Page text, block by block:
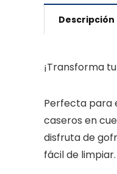
Descripción
¡Transforma
Perfecta para
caseros en
disfruta de
fácil de limpiar.